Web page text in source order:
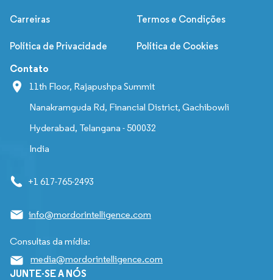
Carreiras Termos e Condições
Política de Privacidade Política de Cookies
Contato
11th Floor, Rajapushpa Summit
Nanakramguda Rd, Financial District, Gachibowli
Hyderabad, Telangana - 500032
India
+1 617-765-2493
info@mordorintelligence.com
Consultas da mídia:
media@mordorintelligence.com
JUNTE-SE A NÓS